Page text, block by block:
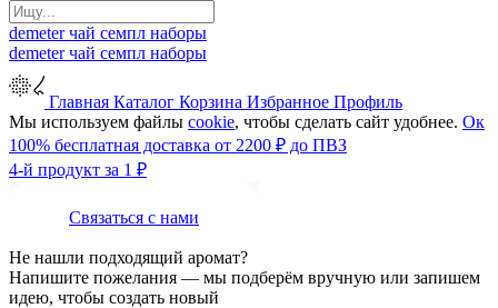
demeterчай семпл наборы
demeterчай семпл наборы
Главная Каталог Корзина Избранное Профиль
Мы используем файлы cookie, чтобы сделать сайт удобнее. Ок
100% бесплатная доставка от 2200 ₽ до ПВЗ
4-й продукт за 1 ₽
Связаться с нами
Не нашли подходящий аромат?
Напишите пожелания — мы подберём вручную или запишем
идею, чтобы создать новый